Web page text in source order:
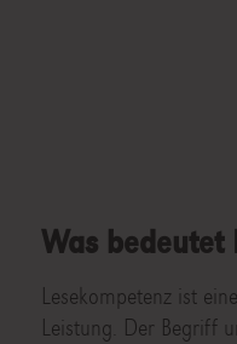
Was bedeutet
Lesekompetenz ist
Leistung. Der Begriff